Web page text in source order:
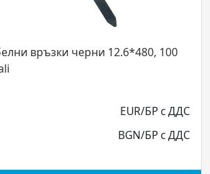
черни 12.6*480, 100
EUR/БР с ДДС
BGN/БР с ДДС
7.62
14.90